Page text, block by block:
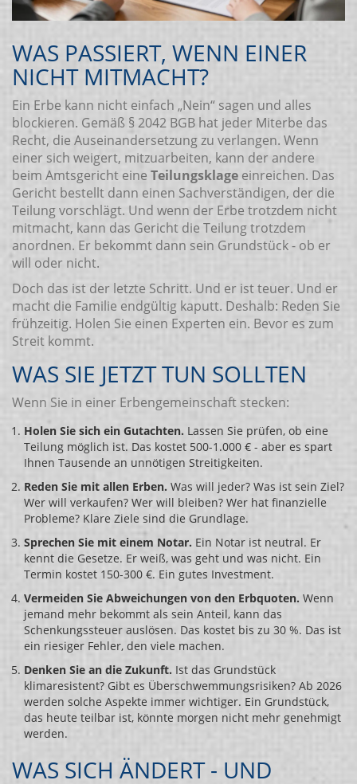
WAS PASSIERT, WENN EINER
NICHT MITMACHT?
Ein Erbe kann nicht einfach „Nein“ sagen und alles
blockieren. Gemäß § 2042 BGB hat jeder Miterbe das
Recht, die Auseinandersetzung zu verlangen. Wenn
einer sich weigert, mitzuarbeiten, kann der andere
beim Amtsgericht eine Teilungsklage einreichen. Das
Gericht bestellt dann einen Sachverständigen, der die
Teilung vorschlägt. Und wenn der Erbe trotzdem nicht
mitmacht, kann das Gericht die Teilung trotzdem
anordnen. Er bekommt dann sein Grundstück - ob er
will oder nicht.
Doch das ist der letzte Schritt. Und er ist teuer. Und er
macht die Familie endgültig kaputt. Deshalb: Reden Sie
frühzeitig. Holen Sie einen Experten ein. Bevor es zum
Streit kommt.
WAS SIE JETZT TUN SOLLTEN
Wenn Sie in einer Erbengemeinschaft stecken:
Holen Sie sich ein Gutachten. Lassen Sie prüfen, ob eine
Teilung möglich ist. Das kostet 500-1.000 € - aber es spart
Ihnen Tausende an unnötigen Streitigkeiten.
Reden Sie mit allen Erben. Was will jeder? Was ist sein Ziel?
Wer will verkaufen? Wer will bleiben? Wer hat finanzielle
Probleme? Klare Ziele sind die Grundlage.
Sprechen Sie mit einem Notar. Ein Notar ist neutral. Er
kennt die Gesetze. Er weiß, was geht und was nicht. Ein
Termin kostet 150-300 €. Ein gutes Investment.
Vermeiden Sie Abweichungen von den Erbquoten. Wenn
jemand mehr bekommt als sein Anteil, kann das
Schenkungssteuer auslösen. Das kostet bis zu 30 %. Das ist
ein riesiger Fehler, den viele machen.
Denken Sie an die Zukunft. Ist das Grundstück
klimaresistent? Gibt es Überschwemmungsrisiken? Ab 2026
werden solche Aspekte immer wichtiger. Ein Grundstück,
das heute teilbar ist, könnte morgen nicht mehr genehmigt
werden.
WAS SICH ÄNDERT - UND